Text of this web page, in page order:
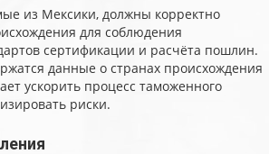
из Мексики, должны корректно
для соблюдения
сертификации и расчёта пошлин.
данные о странах происхождения
ускорить процесс таможенного
риски.